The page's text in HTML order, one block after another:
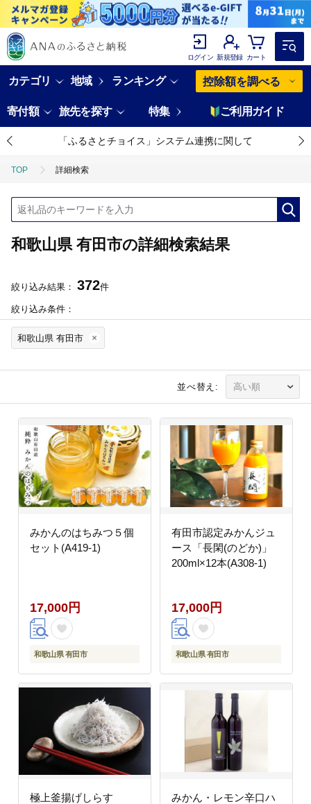
ログイン 新規登録 カート
カテゴリ 地域 ランキング 控除額を調べる
寄付額 旅先を探す 特集 ご利用ガイド
「ふるさとチョイス」システム連携に関して
TOP 詳細検索
和歌山県 有田市の詳細検索結果
絞り込み結果： 372件
絞り込み条件：
和歌山県 有田市
並べ替え:
みかんのはちみつ５個
セット(A419-1)
17,000円
和歌山県 有田市
有田市認定みかんジュ
ース「長閑(のどか)」
200ml×12本(A308-1)
17,000円
和歌山県 有田市
極上釜揚げしらす
みかん・レモン辛口ハ